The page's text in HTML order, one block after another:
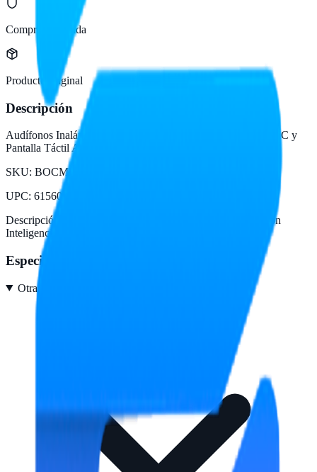
Compra protegida
Producto original
Descripción
Audífonos Inalámbricos TWS con Inteligencia Artificial - ANC y
Pantalla Táctil Auralis
SKU: BOCMST4170
UPC: 615604117230
Descripción del fabricante:
Audífonos Inalámbricos TWS con
Inteligencia Artificial - ANC y Pantalla Táctil Auralis
Especificaciones
Otras características